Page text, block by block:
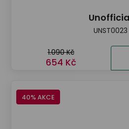
UNST0023
1.090 Kč
654 Kč
40% AKCE